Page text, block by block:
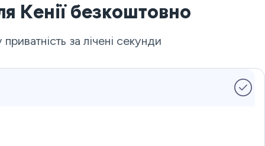
Кенії безкоштовно
за лічені секунди